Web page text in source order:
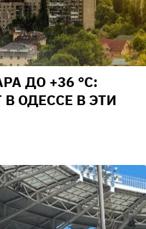
ДО +36 °С:
ОДЕССЕ В ЭТИ